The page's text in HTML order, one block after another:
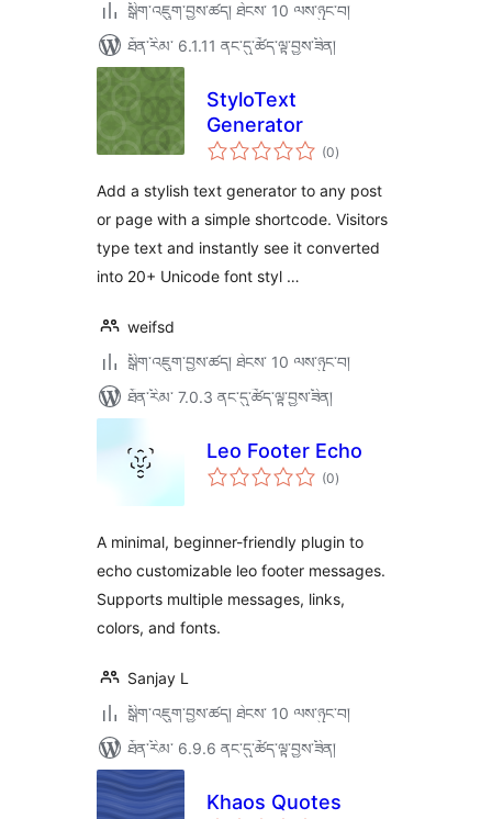
སྒྲིག་འཇུག་བྱས་ཚད། ཐེངས་ 10 ལས་ཉུང་བ།
ཐོན་རིམ་ 6.1.11 ནང་དུ་ཚོད་ལྟ་བྱས་ཟིན།
StyloText
Generator
(0གདེང་
འཇོག་
ཚང་།
)
Add a stylish text generator to any post
or page with a simple shortcode. Visitors
type text and instantly see it converted
into 20+ Unicode font styl …
weifsd
སྒྲིག་འཇུག་བྱས་ཚད། ཐེངས་ 10 ལས་ཉུང་བ།
ཐོན་རིམ་ 7.0.3 ནང་དུ་ཚོད་ལྟ་བྱས་ཟིན།
Leo Footer Echo
(0གདེང་
འཇོག་
)
A minimal, beginner-friendly plugin to
echo customizable leo footer messages.
Supports multiple messages, links,
colors, and fonts.
Sanjay L
སྒྲིག་འཇུག་བྱས་ཚད། ཐེངས་ 10 ལས་ཉུང་བ།
ཐོན་རིམ་ 6.9.6 ནང་དུ་ཚོད་ལྟ་བྱས་ཟིན།
Khaos Quotes